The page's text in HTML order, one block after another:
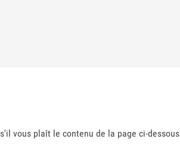
vous plaît le contenu de la page ci-dessous